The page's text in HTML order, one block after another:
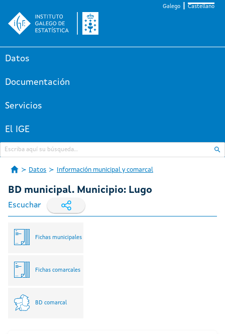
Galego Castellano
Datos
Documentación
Servicios
El IGE
Datos Información municipal y comarcal
BD municipal. Municipio: Lugo
Escuchar
Fichas municipales
Fichas comarcales
BD comarcal